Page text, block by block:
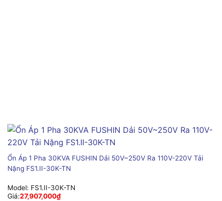
Ổn Áp 1 Pha 30KVA FUSHIN Dải 50V~250V Ra 110V-220V Tải
Nặng FS1.II-30K-TN
Model: FS1.II-30K-TN
Giá:27,907,000₫